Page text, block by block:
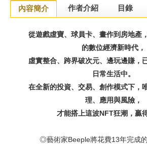
內容簡介 作者介紹 目錄
從遊戲虛寶、球員卡、畫作到房地產
的數位經濟新時代，
虛實整合、跨界破次元、邊玩邊賺，
日常生活中。
在全新的投資、交易、創作模式下，
理、應用與風險，
才能搭上這波NFT狂潮，贏
◎藝術家Beeple將花費13年完成的